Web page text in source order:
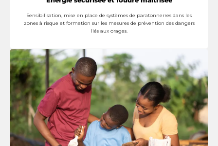
Sensibilisation, mise en place de systèmes de paratonnerres dans les
zones à risque et formation sur les mesures de prévention des dangers
liés aux orages.
En Savoir Plus